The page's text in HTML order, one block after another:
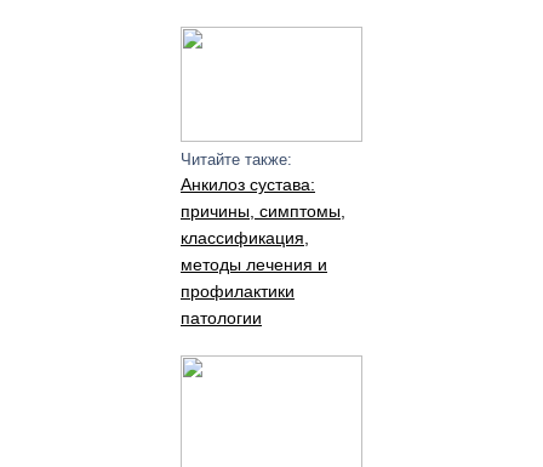
Читайте также:
Анкилоз сустава:
причины, симптомы,
классификация,
методы лечения и
профилактики
патологии